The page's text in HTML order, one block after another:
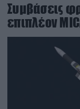
Συμβάσεις
επιπλέον